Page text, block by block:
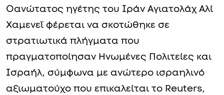
Οανώτατος ηγέτης του Ιράν Αγιατολάχ Αλί
Χαμενεΐ φέρεται να σκοτώθηκε σε
στρατιωτικά πλήγματα που
πραγματοποίησαν Ηνωμένες Πολιτείες και
Ισραήλ, σύμφωνα με ανώτερο ισραηλινό
αξιωματούχο που επικαλείται το Reuters,